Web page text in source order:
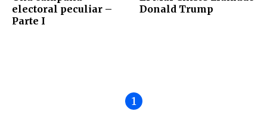
electoral peculiar –
Parte I
Donald Trump
1